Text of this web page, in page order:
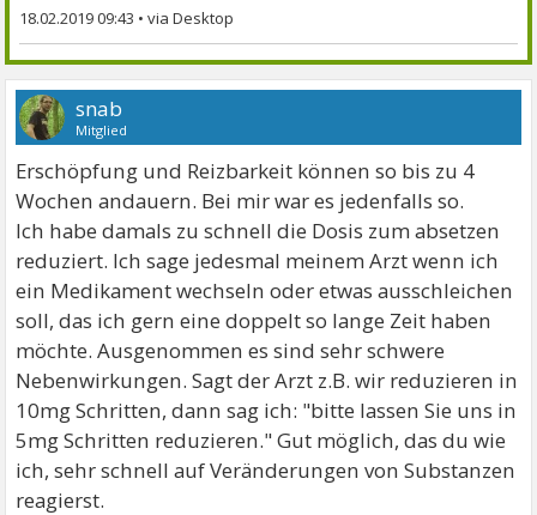
18.02.2019 09:43 •
snab
Mitglied
Erschöpfung und Reizbarkeit können so bis zu 4
Wochen andauern. Bei mir war es jedenfalls so.
Ich habe damals zu schnell die Dosis zum absetzen
reduziert. Ich sage jedesmal meinem Arzt wenn ich
ein Medikament wechseln oder etwas ausschleichen
soll, das ich gern eine doppelt so lange Zeit haben
möchte. Ausgenommen es sind sehr schwere
Nebenwirkungen. Sagt der Arzt z.B. wir reduzieren in
10mg Schritten, dann sag ich: "bitte lassen Sie uns in
5mg Schritten reduzieren." Gut möglich, das du wie
ich, sehr schnell auf Veränderungen von Substanzen
reagierst.